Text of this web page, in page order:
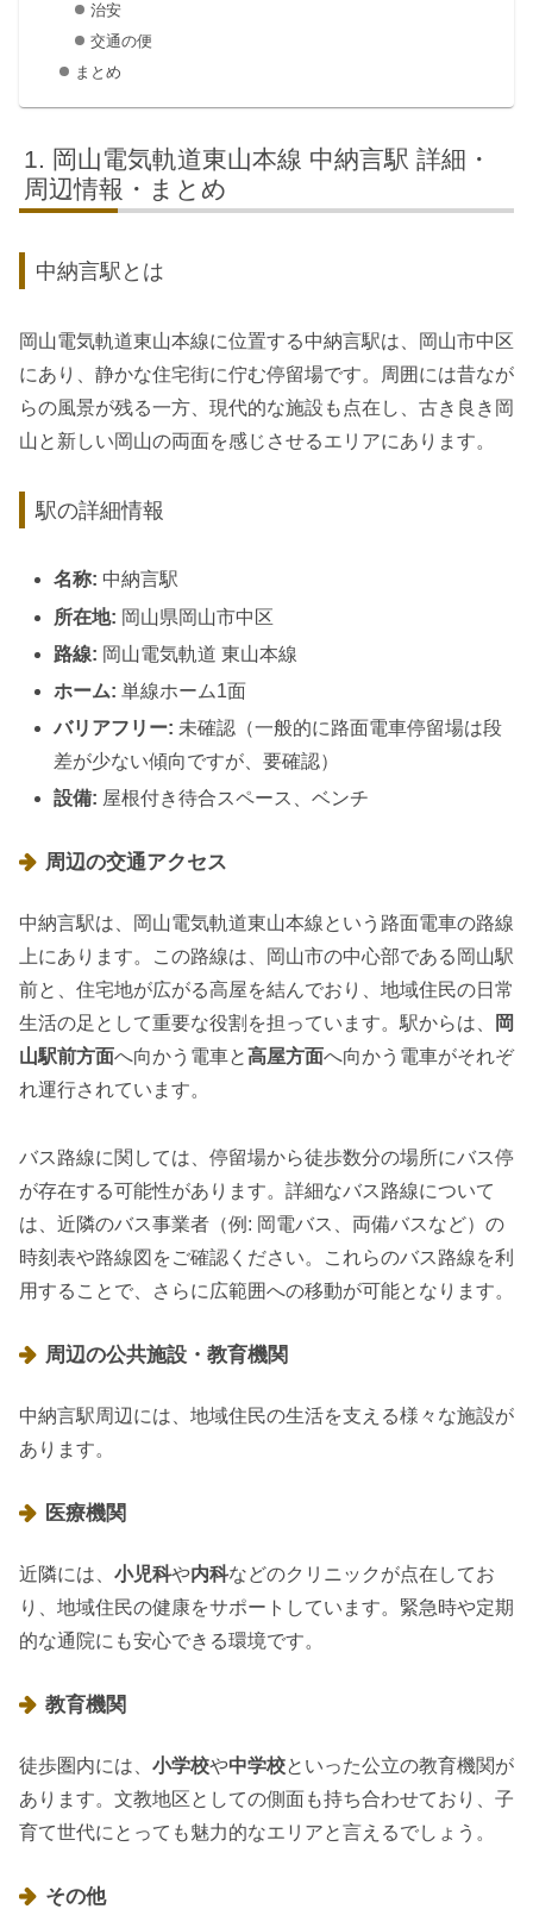
治安
交通の便
まとめ
岡山電気軌道東山本線 中納言駅 詳細・
周辺情報・まとめ
中納言駅とは
岡山電気軌道東山本線に位置する中納言駅は、岡山市中区
にあり、静かな住宅街に佇む停留場です。周囲には昔なが
らの風景が残る一方、現代的な施設も点在し、古き良き岡
山と新しい岡山の両面を感じさせるエリアにあります。
駅の詳細情報
名称: 中納言駅
所在地: 岡山県岡山市中区
路線: 岡山電気軌道 東山本線
ホーム: 単線ホーム1面
バリアフリー: 未確認（一般的に路面電車停留場は段
差が少ない傾向ですが、要確認）
設備: 屋根付き待合スペース、ベンチ
周辺の交通アクセス
中納言駅は、岡山電気軌道東山本線という路面電車の路線
上にあります。この路線は、岡山市の中心部である岡山駅
前と、住宅地が広がる高屋を結んでおり、地域住民の日常
生活の足として重要な役割を担っています。駅からは、
岡
山駅前方面へ向かう電車と高屋方面へ向かう電車がそれぞ
れ運行されています。
バス路線に関しては、停留場から徒歩数分の場所にバス停
が存在する可能性があります。詳細なバス路線について
は、近隣のバス事業者（例: 岡電バス、両備バスなど）の
時刻表や路線図をご確認ください。これらのバス路線を利
用することで、さらに広範囲への移動が可能となります。
周辺の公共施設・教育機関
中納言駅周辺には、地域住民の生活を支える様々な施設が
あります。
医療機関
近隣には、 小児科や内科などのクリニックが点在してお
り、地域住民の健康をサポートしています。緊急時や定期
的な通院にも安心できる環境です。
教育機関
徒歩圏内には、 小学校や中学校といった公立の教育機関が
あります。文教地区としての側面も持ち合わせており、子
育て世代にとっても魅力的なエリアと言えるでしょう。
その他